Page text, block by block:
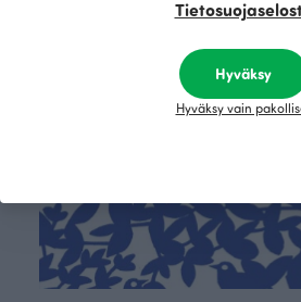
Hyväksy
Hyväksy vain